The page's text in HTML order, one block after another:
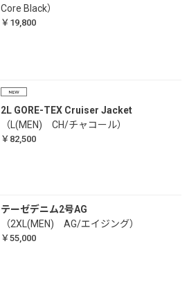
Core Black）
￥19,800
2L GORE-TEX Cruiser Jacket
（L(MEN) CH/チャコール）
￥82,500
テーゼデニム2号AG
（2XL(MEN) AG/エイジング）
￥55,000